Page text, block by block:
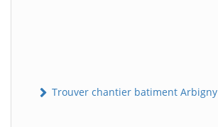
Trouver chantier batiment Arbigny